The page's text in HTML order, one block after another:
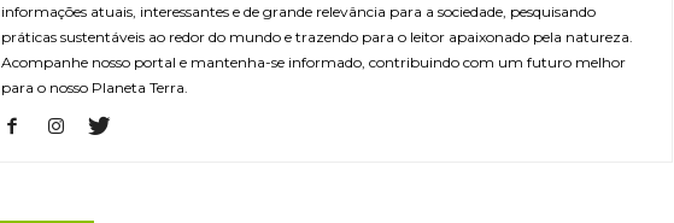
informações atuais, interessantes e de grande relevância para a sociedade, pesquisando
práticas sustentáveis ao redor do mundo e trazendo para o leitor apaixonado pela natureza.
Acompanhe nosso portal e mantenha-se informado, contribuindo com um futuro melhor
para o nosso Planeta Terra.